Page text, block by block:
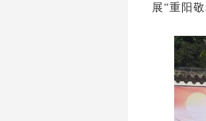
展“重阳